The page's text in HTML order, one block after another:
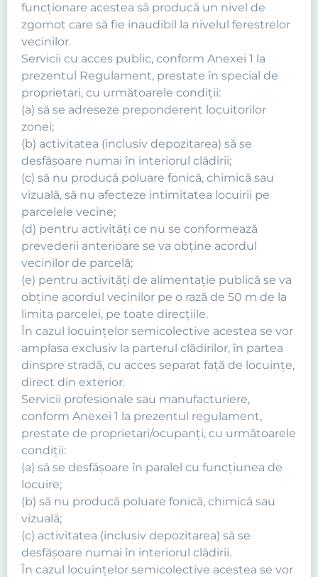
funcţionare acestea să producă un nivel de
zgomot care să fie inaudibil la nivelul ferestrelor
vecinilor.
Servicii cu acces public, conform Anexei 1 la
prezentul Regulament, prestate în special de
proprietari, cu următoarele condiţii:
(a) să se adreseze preponderent locuitorilor
zonei;
(b) activitatea (inclusiv depozitarea) să se
desfăşoare numai în interiorul clădirii;
(c) să nu producă poluare fonică, chimică sau
vizuală, să nu afecteze intimitatea locuirii pe
parcelele vecine;
(d) pentru activităţi ce nu se conformează
prevederii anterioare se va obţine acordul
vecinilor de parcelă;
(e) pentru activităţi de alimentaţie publică se va
obţine acordul vecinilor pe o rază de 50 m de la
limita parcelei, pe toate direcţiile.
În cazul locuinţelor semicolective acestea se vor
amplasa exclusiv la parterul clădirilor, în partea
dinspre stradă, cu acces separat faţă de locuinţe,
direct din exterior.
Servicii profesionale sau manufacturiere,
conform Anexei 1 la prezentul regulament,
prestate de proprietari/ocupanţi, cu următoarele
condiţii:
(a) să se desfăşoare în paralel cu funcţiunea de
locuire;
(b) să nu producă poluare fonică, chimică sau
vizuală;
(c) activitatea (inclusiv depozitarea) să se
desfăşoare numai în interiorul clădirii.
În cazul locuinţelor semicolective acestea se vor